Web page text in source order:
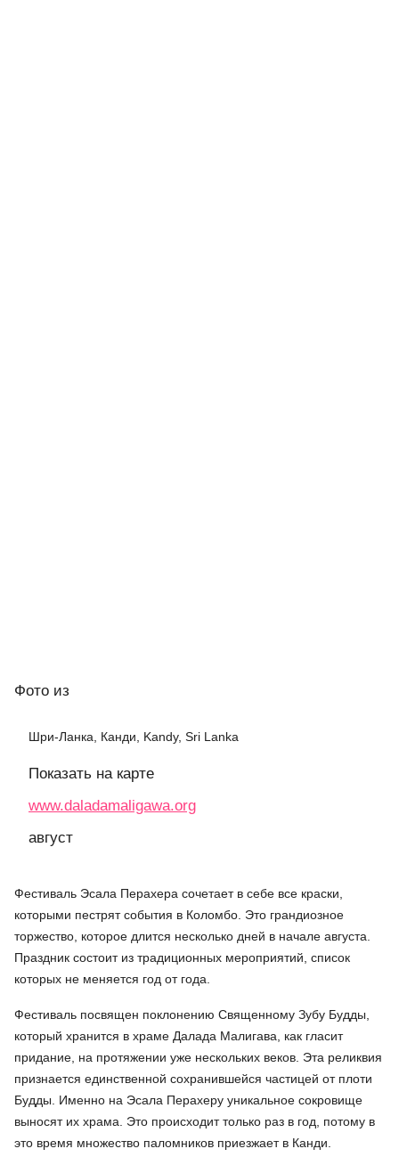
Фото из
Шри-Ланка, Канди, Kandy, Sri Lanka
Показать на карте
www.daladamaligawa.org
август
Фестиваль Эсала Перахера сочетает в себе все краски,
которыми пестрят события в Коломбо. Это грандиозное
торжество, которое длится несколько дней в начале августа.
Праздник состоит из традиционных мероприятий, список
которых не меняется год от года.
Фестиваль посвящен поклонению Священному Зубу Будды,
который хранится в храме Далада Малигава, как гласит
придание, на протяжении уже нескольких веков. Эта реликвия
признается единственной сохранившейся частицей от плоти
Будды. Именно на Эсала Перахеру уникальное сокровище
выносят их храма. Это происходит только раз в год, потому в
это время множество паломников приезжает в Канди.